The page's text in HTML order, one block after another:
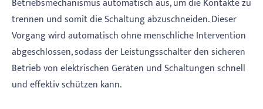
Betriebsmechanismus automatisch aus, um die Kontakte zu
trennen und somit die Schaltung abzuschneiden. Dieser
Vorgang wird automatisch ohne menschliche Intervention
abgeschlossen, sodass der Leistungsschalter den sicheren
Betrieb von elektrischen Geräten und Schaltungen schnell
und effektiv schützen kann.